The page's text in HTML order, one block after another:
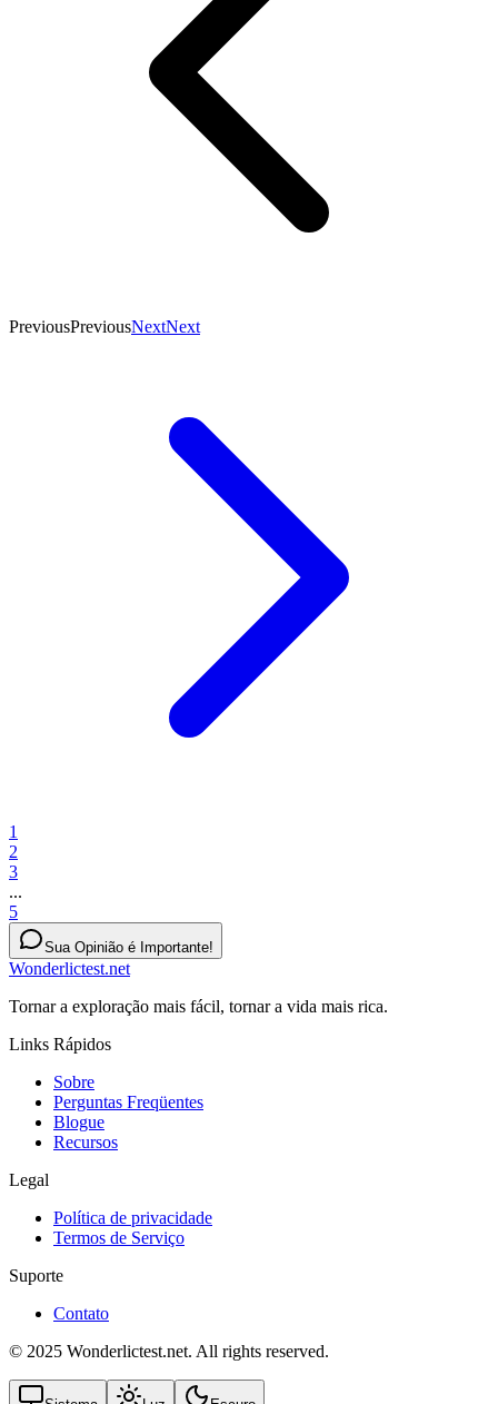
PreviousPreviousNextNext
1
2
3
...
5
Sua Opinião é Importante!
Wonderlictest.net
Tornar a exploração mais fácil, tornar a vida mais rica.
Links Rápidos
Sobre
Perguntas Freqüentes
Blogue
Recursos
Legal
Política de privacidade
Termos de Serviço
Suporte
Contato
© 2025 Wonderlictest.net. All rights reserved.